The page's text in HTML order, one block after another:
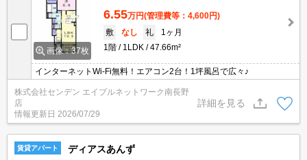
画像：37枚
6.55万円(管理費等：4,600円)
敷
なし 礼
1ヶ月
1階
1LDK 47.66m²
インターネットWi-Fi無料！エアコン2台！1坪風呂で広々♪
株式会社センデン エイブルネットワーク南長野
店
情報更新日 2026/07/29
詳細を見る
賃貸アパート ディアスあんず